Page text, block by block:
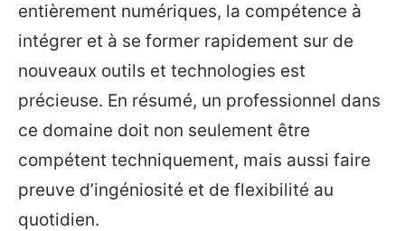
entièrement numériques, la compétence à
intégrer et à se former rapidement sur de
nouveaux outils et technologies est
précieuse. En résumé, un professionnel dans
ce domaine doit non seulement être
compétent techniquement, mais aussi faire
preuve d’ingéniosité et de flexibilité au
quotidien.